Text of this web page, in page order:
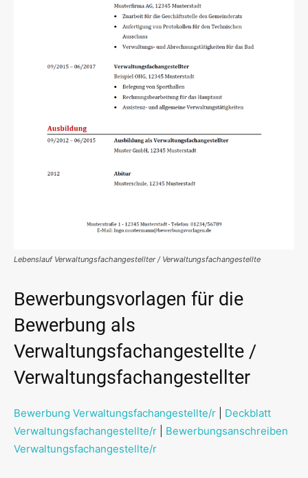
Lebenslauf Verwaltungsfachangestellter / Verwaltungsfachangestellte
Bewerbungsvorlagen für die
Bewerbung als
Verwaltungsfachangestellte /
Verwaltungsfachangestellter
Bewerbung Verwaltungsfachangestellte/r
Deckblatt
Verwaltungsfachangestellte/r
Bewerbungsanschreiben
Verwaltungsfachangestellte/r